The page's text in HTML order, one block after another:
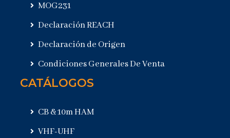
MOG231
Declaración REACH
Declaración de Origen
Condiciones Generales De Venta
CATÁLOGOS
CB & 10m HAM
VHF-UHF